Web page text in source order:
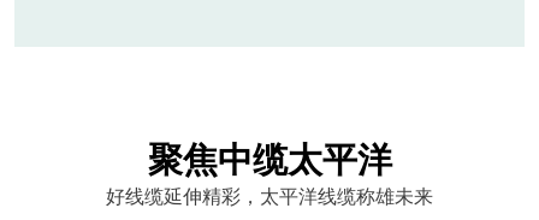
聚焦中缆太平洋
好线缆延伸精彩，太平洋线缆称雄未来